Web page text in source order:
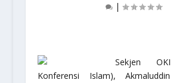
|
Sekjen OKI
Konferensi Islam),